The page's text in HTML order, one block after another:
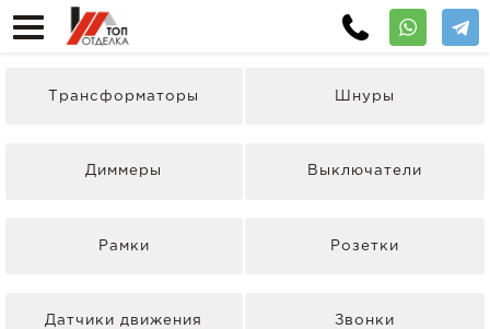
Трансформаторы Шнуры
Диммеры Выключатели
Рамки Розетки
Датчики движения Звонки